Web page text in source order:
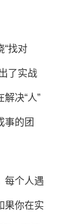
“找对
了实战
决“人”
事的团
每个人遇
果你在实